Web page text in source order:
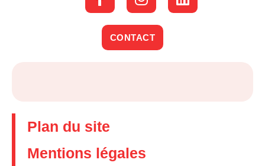
CONTACT
Plan du site
Mentions légales